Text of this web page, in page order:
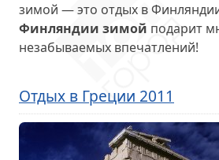
зимой — это отдых в
Финляндии зимой подарит
незабываемых впечатлений!
Отдых в Греции 2011